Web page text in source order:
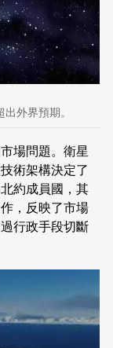
外界預期。
場問題。衛星
術架構決定了
約成員國，其
，反映了市場
行政手段切斷